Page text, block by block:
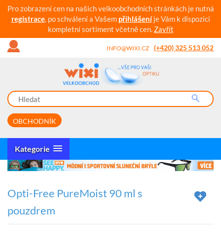
Pro zobrazení cen na našich velkoobchodních stránkách je nutná
registrace, po schválení a Vašem přihlášeníje Vám k dispozici
kompletní sortiment včetně cen. Zavřít
INFO@WIXI.CZ (+420) 325 513 052
OBCHODNÍK
Kategorie
Opti-Free PureMoist 90 ml s
pouzdrem